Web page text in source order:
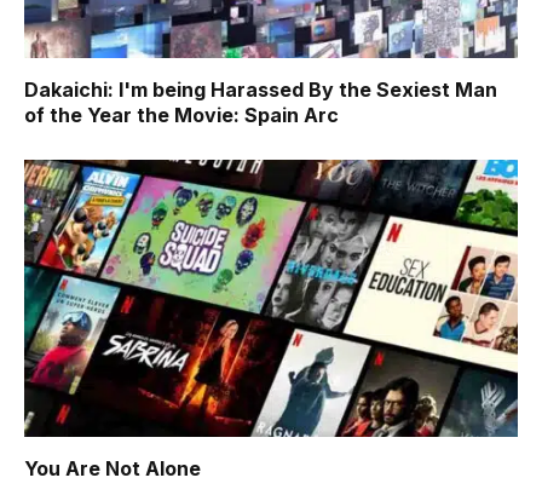
Dakaichi: I'm being Harassed By the Sexiest Man
of the Year the Movie: Spain Arc
You Are Not Alone